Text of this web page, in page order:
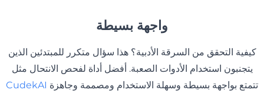
واجهة بسيطة
كيفية التحقق من السرقة الأدبية؟ هذا سؤال متكرر للمبتدئين الذين
يتجنبون استخدام الأدوات الصعبة. أفضل أداة لفحص الانتحال مثل
CudekAI